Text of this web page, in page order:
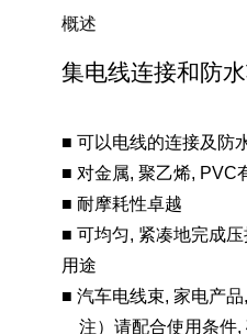
概述
集电线连接和防
■ 可以电线的连接及防
■ 对金属, 聚乙烯, PVC
■ 耐摩耗性卓越
■ 可均匀, 紧凑地完成压
用途
■ 汽车电线束, 家电产
注）请配合使用条件,